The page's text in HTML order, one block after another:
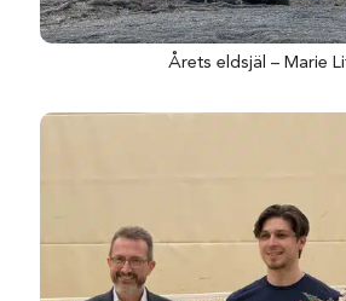
Årets eldsjäl – Marie